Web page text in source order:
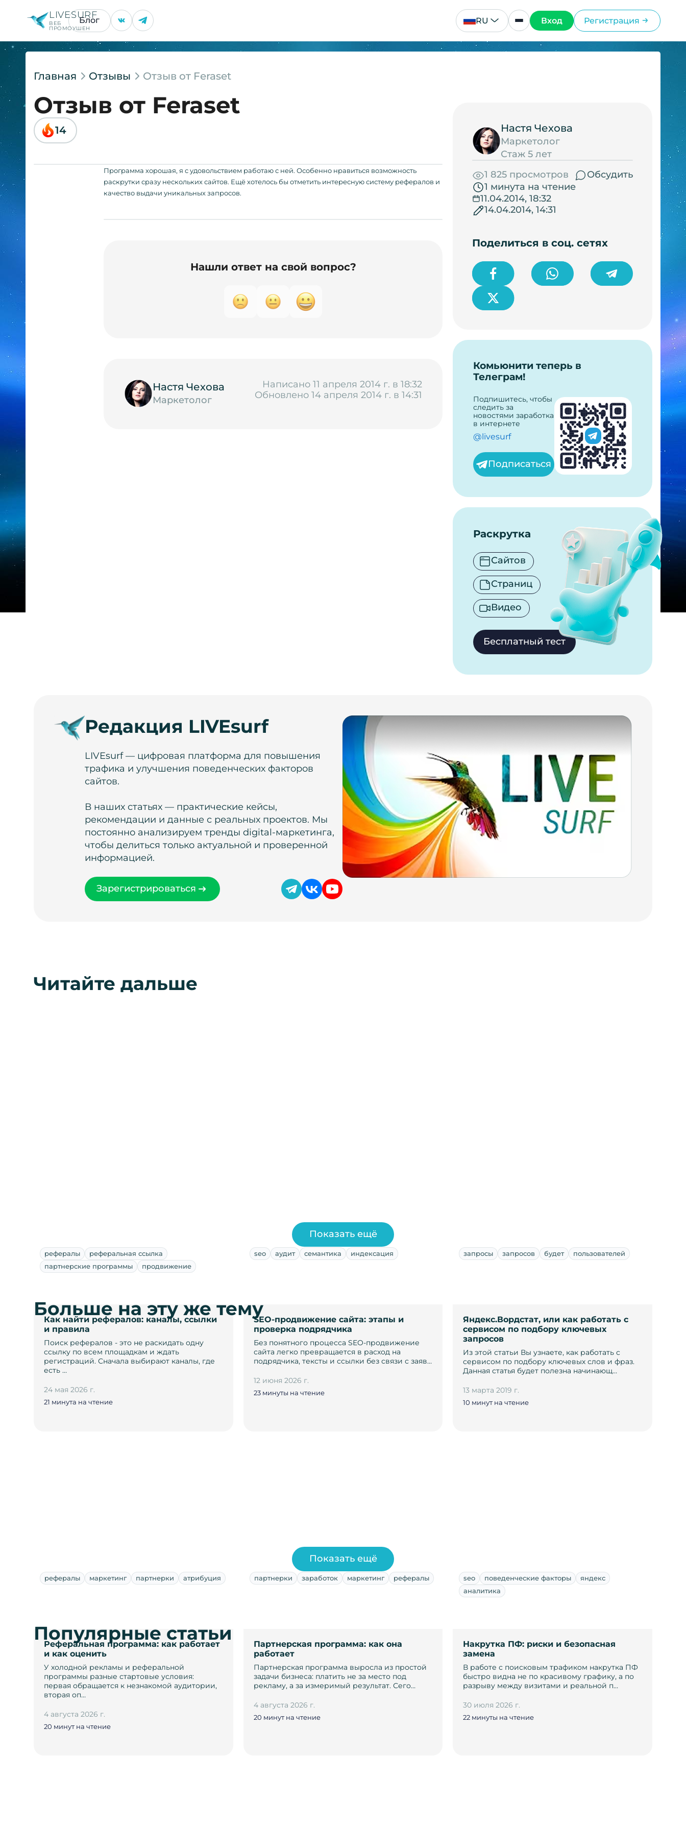
LIVESURF
ВЕБ
ПРОМОУШЕН
Блог RU Вход Регистрация
Главная Отзывы Отзыв от Feraset
Отзыв от Feraset
14
Программа хорошая, я с удовольствием работаю с ней. Особенно нравиться возможность
раскрутки сразу нескольких сайтов. Ещё хотелось бы отметить интересную систему рефералов и
качество выдачи уникальных запросов.
Нашли ответ на свой вопрос?
Настя Чехова
Маркетолог
Написано 11 апреля 2014 г. в 18:32
Обновлено 14 апреля 2014 г. в 14:31
Настя Чехова
Маркетолог
Стаж 5 лет
1 825 просмотров
Обсудить
1 минута на чтение
11.04.2014, 18:32
14.04.2014, 14:31
Поделиться в соц. сетях
Комьюнити теперь в
Телеграм!
Подпишитесь, чтобы
следить за
новостями заработка
в интернете
@livesurf
Подписаться
Раскрутка
Сайтов
Страниц
Видео
Бесплатный тест
Редакция LIVEsurf
LIVEsurf — цифровая платформа для повышения
трафика и улучшения поведенческих факторов
сайтов.
В наших статьях — практические кейсы,
рекомендации и данные с реальных проектов. Мы
постоянно анализируем тренды digital-маркетинга,
чтобы делиться только актуальной и проверенной
информацией.
Зарегистрироваться
Читайте дальше
рефералы
реферальная ссылка
партнерские программы
продвижение
Как найти рефералов: каналы, ссылки
и правила
Поиск рефералов - это не раскидать одну
ссылку по всем площадкам и ждать
регистраций. Сначала выбирают каналы, где
есть …
24 мая 2026 г.
21 минута на чтение
seo аудит семантика индексация
SEO-продвижение сайта: этапы и
проверка подрядчика
Без понятного процесса SEO-продвижение
сайта легко превращается в расход на
подрядчика, тексты и ссылки без связи с заяв…
12 июня 2026 г.
23 минуты на чтение
запросы запросов будет пользователей
Яндекс.Вордстат, или как работать с
сервисом по подбору ключевых
запросов
Из этой статьи Вы узнаете, как работать с
сервисом по подбору ключевых слов и фраз.
Данная статья будет полезна начинающ…
13 марта 2019 г.
10 минут на чтение
Показать ещё
Больше на эту же тему
рефералы маркетинг партнерки атрибуция
Реферальная программа: как работает
и как оценить
У холодной рекламы и реферальной
программы разные стартовые условия:
первая обращается к незнакомой аудитории,
вторая оп…
4 августа 2026 г.
20 минут на чтение
партнерки заработок маркетинг рефералы
Партнерская программа: как она
работает
Партнерская программа выросла из простой
задачи бизнеса: платить не за место под
рекламу, а за измеримый результат. Сего…
4 августа 2026 г.
20 минут на чтение
seo поведенческие факторы
яндекс
аналитика
Накрутка ПФ: риски и безопасная
замена
В работе с поисковым трафиком накрутка ПФ
быстро видна не по красивому графику, а по
разрыву между визитами и реальной п…
30 июля 2026 г.
22 минуты на чтение
Показать ещё
Популярные статьи